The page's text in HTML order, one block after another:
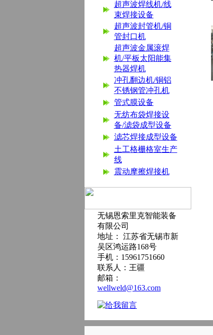
超声波焊线机/线
束焊接设备
超声波封管机/铜
管封口机
超声波金属滚焊
机/平板太阳能集
热器焊机
冲孔翻边机/铜铝
不锈钢管冲孔机
管式膜设备
无纺布袋焊接设
备/滤袋成型设备
滤芯焊接成型设备
土工格栅格室生产
线
震动摩擦焊接机
无锡恩索里克智能装备
有限公司
地址： 江苏省无锡市新
吴区鸿运路168号
手机：15961751660
联系人：王疆
邮箱：
wellweld@163.com